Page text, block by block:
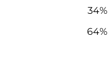
34%
64%